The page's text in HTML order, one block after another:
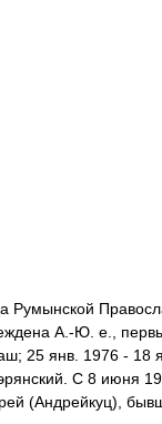
Румынской
А.-Ю. е.,
25 янв. 1976 - 18
С 8 июня
(Андрейкуц),